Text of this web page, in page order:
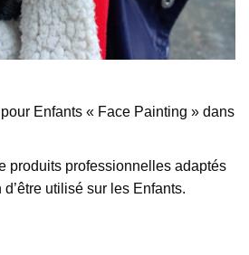
Enfants « Face Painting » dans
produits professionnelles adaptés
utilisé sur les Enfants.